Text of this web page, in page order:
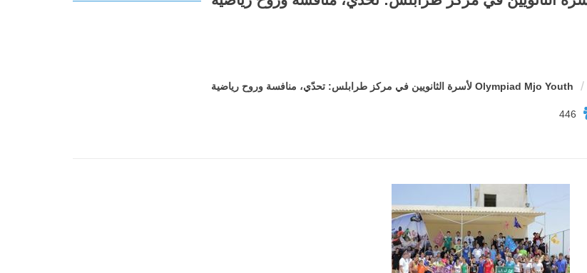
/ Olympiad Mjo Youth لأسرة الثانويين في مركز طرابلس: تحدّي، منافسة وروح رياضية
446